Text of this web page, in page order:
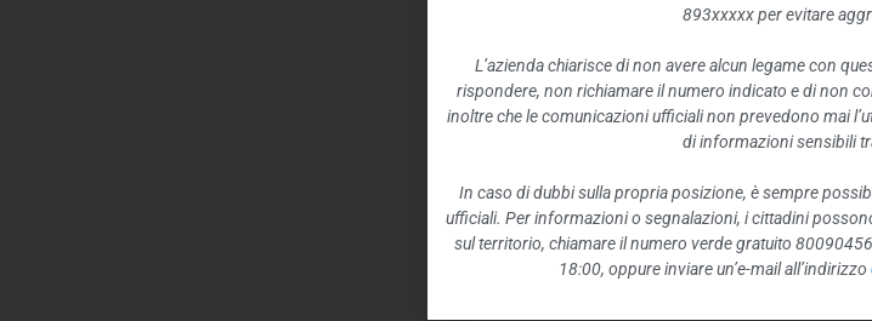
893xxxxx per evitare
L’azienda chiarisce di non avere alcun legame con
rispondere, non richiamare il numero indicato e di non
inoltre che le comunicazioni ufficiali non prevedono mai
di informazioni sensibili
In caso di dubbi sulla propria posizione, è sempre
ufficiali. Per informazioni o segnalazioni, i cittadini
sul territorio, chiamare il numero verde gratuito
18:00, oppure inviare un’e-mail all’indirizzo